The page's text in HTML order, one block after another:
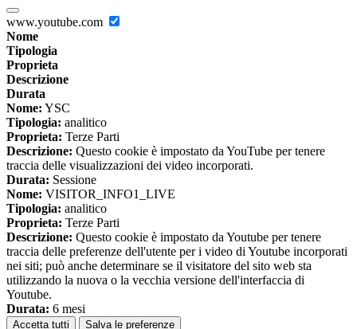
www.youtube.com
Nome
Tipologia
Proprieta
Descrizione
Durata
Nome: YSC
Tipologia: analitico
Proprieta: Terze Parti
Descrizione: Questo cookie è impostato da YouTube per tenere
traccia delle visualizzazioni dei video incorporati.
Durata: Sessione
Nome: VISITOR_INFO1_LIVE
Tipologia: analitico
Proprieta: Terze Parti
Descrizione: Questo cookie è impostato da Youtube per tenere
traccia delle preferenze dell'utente per i video di Youtube incorporati
nei siti; può anche determinare se il visitatore del sito web sta
utilizzando la nuova o la vecchia versione dell'interfaccia di
Youtube.
Durata: 6 mesi
Accetta tutti Salva le preferenze